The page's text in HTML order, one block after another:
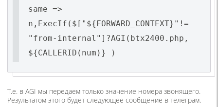
same =>
n,ExecIf($["${FORWARD_CONTEXT}"!=
"from-internal"]?AGI(btx2400.php,
${CALLERID(num)} )
Т.е. в AGI мы передаем только значение номера звонящего.
Результатом этого будет следующее сообщение в телеграм.